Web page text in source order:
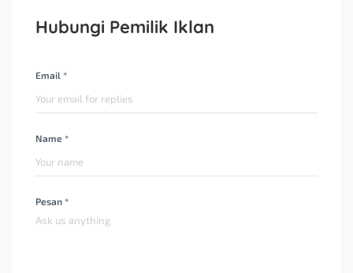
Hubungi Pemilik Iklan
Email *
Name *
Pesan *